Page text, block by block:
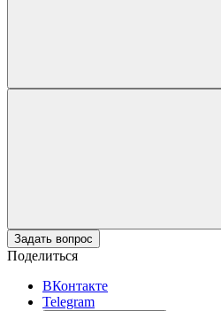
Задать вопрос
Поделиться
ВКонтакте
Telegram